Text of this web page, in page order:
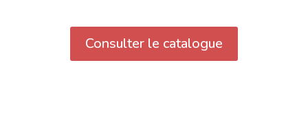
Consulter le catalogue